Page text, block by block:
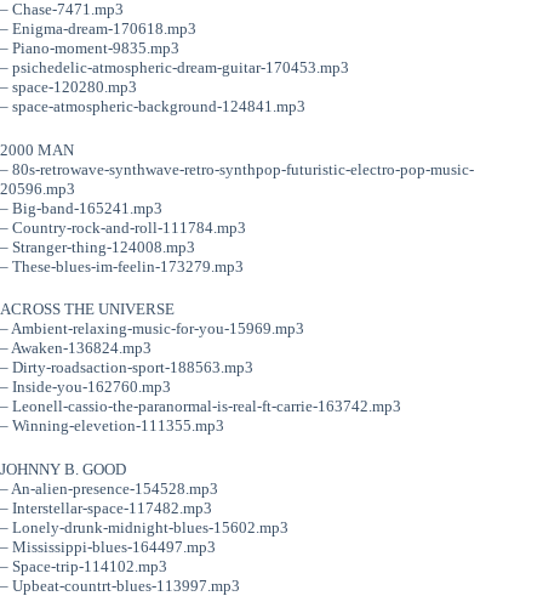
– Chase-7471.mp3
– Enigma-dream-170618.mp3
– Piano-moment-9835.mp3
– psichedelic-atmospheric-dream-guitar-170453.mp3
– space-120280.mp3
– space-atmospheric-background-124841.mp3
2000 MAN
– 80s-retrowave-synthwave-retro-synthpop-futuristic-electro-pop-music-
20596.mp3
– Big-band-165241.mp3
– Country-rock-and-roll-111784.mp3
– Stranger-thing-124008.mp3
– These-blues-im-feelin-173279.mp3
ACROSS THE UNIVERSE
– Ambient-relaxing-music-for-you-15969.mp3
– Awaken-136824.mp3
– Dirty-roadsaction-sport-188563.mp3
– Inside-you-162760.mp3
– Leonell-cassio-the-paranormal-is-real-ft-carrie-163742.mp3
– Winning-elevetion-111355.mp3
JOHNNY B. GOOD
– An-alien-presence-154528.mp3
– Interstellar-space-117482.mp3
– Lonely-drunk-midnight-blues-15602.mp3
– Mississippi-blues-164497.mp3
– Space-trip-114102.mp3
– Upbeat-countrt-blues-113997.mp3